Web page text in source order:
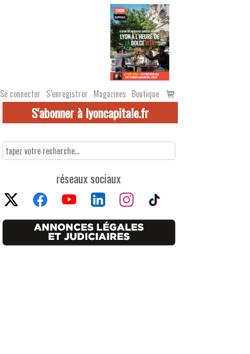
Se connecter S’enregistrer Magazines Boutique
Voir
le
S'abonner à lyoncapitale.fr
réseaux sociaux